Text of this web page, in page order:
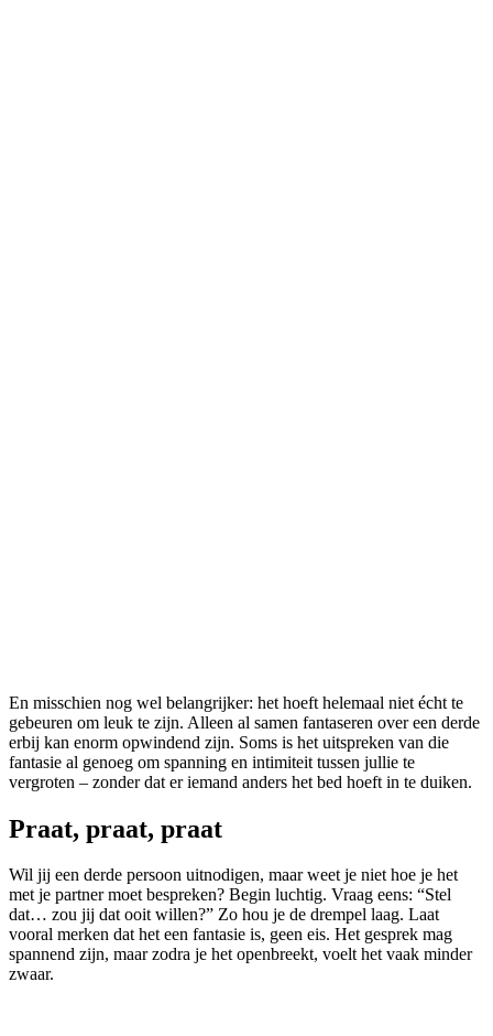
En misschien nog wel belangrijker: het hoeft helemaal niet écht te
gebeuren om leuk te zijn. Alleen al samen fantaseren over een derde
erbij kan enorm opwindend zijn. Soms is het uitspreken van die
fantasie al genoeg om spanning en intimiteit tussen jullie te
vergroten – zonder dat er iemand anders het bed hoeft in te duiken.
Praat, praat, praat
Wil jij een derde persoon uitnodigen, maar weet je niet hoe je het
met je partner moet bespreken? Begin luchtig. Vraag eens: “Stel
dat… zou jij dat ooit willen?” Zo hou je de drempel laag. Laat
vooral merken dat het een fantasie is, geen eis. Het gesprek mag
spannend zijn, maar zodra je het openbreekt, voelt het vaak minder
zwaar.